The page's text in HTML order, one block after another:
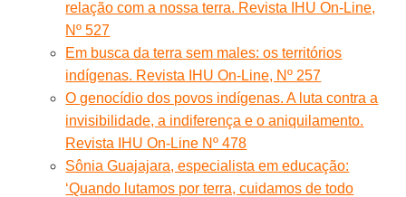
relação com a nossa terra. Revista IHU On-Line,
Nº 527
Em busca da terra sem males: os territórios
indígenas. Revista IHU On-Line, Nº 257
O genocídio dos povos indígenas. A luta contra a
invisibilidade, a indiferença e o aniquilamento.
Revista IHU On-Line Nº 478
Sônia Guajajara, especialista em educação:
‘Quando lutamos por terra, cuidamos de todo